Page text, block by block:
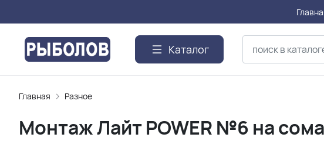
Каталог
Главная Разное
Монтаж Лайт POWER №6 на